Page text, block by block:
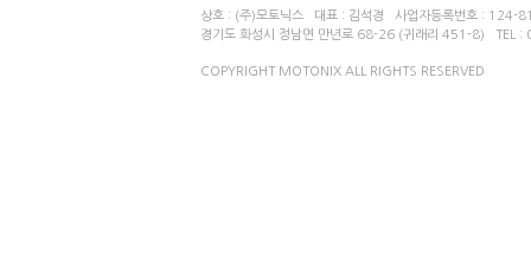
상호 : (주)모토닉스 대표 : 김석경 사업자등록번호 : 124-
경기도 화성시 정남면 만년로 68-26 (귀래리 451-8)
COPYRIGHT MOTONIX ALL RIGHTS RESERVED